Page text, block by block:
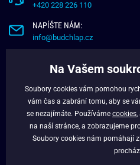
+420 228 226 110
NAPÍŠTE NÁM:
info@budchlap.cz
VĚRNOSTNÍ PROGRAM
FACEBOOK
Na Vašem
Soubory cookies vám pomohou
vám čas a zabrání tomu, aby se
se nezajímáte. Používáme cookies
na naší stránce, a zobrazujeme
Soubory cookies nám pomáhají